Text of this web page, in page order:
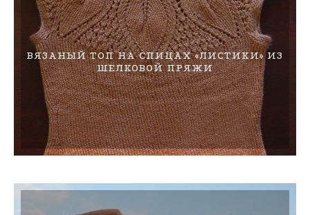
ВЯЗАНЫЙ ТОП НА СПИЦАХ «ЛИСТИКИ» ИЗ
ШЕЛКОВОЙ ПРЯЖИ